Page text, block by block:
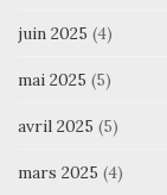
juin 2025 (4)
mai 2025 (5)
avril 2025 (5)
mars 2025 (4)